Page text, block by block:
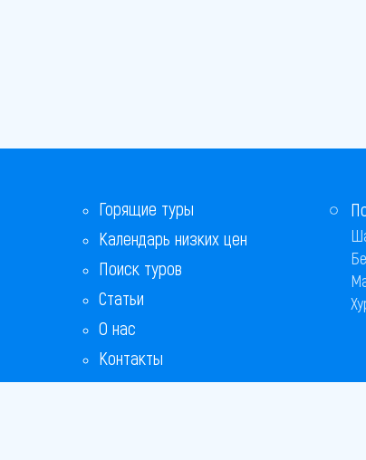
Горящие туры
Календарь низких цен
Поиск туров
Статьи
О нас
Контакты
Бонусная программа